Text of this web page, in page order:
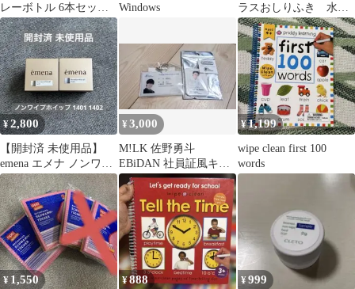
レーボトル 6本セット
【新品・未使用品】
Windows
ラスおしりふき 水
99.9% 大判 1箱
¥2,800
【開封済 未使用品】
emena エメナ ノンワイ
プホイップジェル 4g セ
ット
¥3,000
M!LK 佐野勇斗
EBiDAN 社員証風キー
ホルダー wipe charm
¥1,199
wipe clean first 100
words
¥ 1,550 ¥888 ¥999